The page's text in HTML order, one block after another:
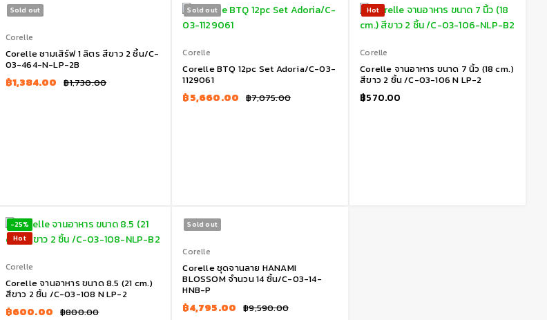
Sold out
Corelle
Corelle ชามเสิร์ฟ 1 ลิตร สีขาว 2 ชิ้น/C-
03-464-N-LP-2B
฿1,730.00
฿1,384.00
Sold out
Corelle
Corelle BTQ 12pc Set Adoria/C-03-
1129061
฿7,075.00
฿5,660.00
Hot
Corelle
Corelle จานอาหาร ขนาด 7 นิ้ว (18 cm.)
สีขาว 2 ชิ้น /C-03-106 N LP-2
฿570.00
-25%
Hot
Corelle
Corelle จานอาหาร ขนาด 8.5 (21 cm.)
สีขาว 2 ชิ้น /C-03-108 N LP-2
฿800.00
฿600.00
Sold out
Corelle
Corelle ชุดจานลาย HANAMI
BLOSSOM จำนวน 14 ชิ้น/C-03-14-
HNB-P
฿9,590.00
฿4,795.00